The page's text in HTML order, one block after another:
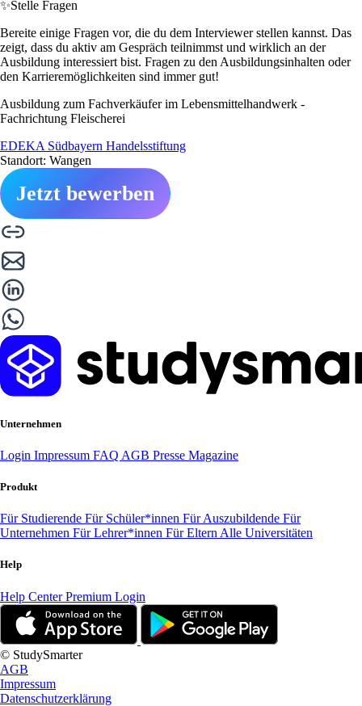
✨Stelle Fragen
Bereite einige Fragen vor, die du dem Interviewer stellen kannst. Das
zeigt, dass du aktiv am Gespräch teilnimmst und wirklich an der
Ausbildung interessiert bist. Fragen zu den Ausbildungsinhalten oder
den Karrieremöglichkeiten sind immer gut!
Ausbildung zum Fachverkäufer im Lebensmittelhandwerk -
Fachrichtung Fleischerei
EDEKA Südbayern Handelsstiftung
Standort: Wangen
Jetzt bewerben
Unternehmen
Login Impressum FAQ AGB Presse Magazine
Produkt
Für Studierende Für Schüler*innen Für Auszubildende Für
Unternehmen Für Lehrer*innen Für Eltern Alle Universitäten
Help
Help CenterPremium Login
© StudySmarter
AGB
Impressum
Datenschutzerklärung